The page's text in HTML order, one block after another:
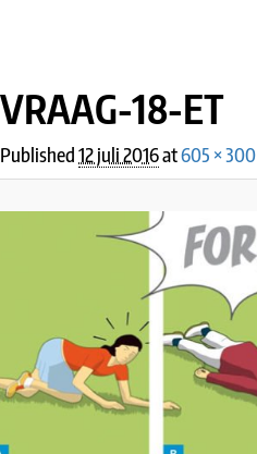
VRAAG-18-ET
Published12 juli 2016at605 × 300